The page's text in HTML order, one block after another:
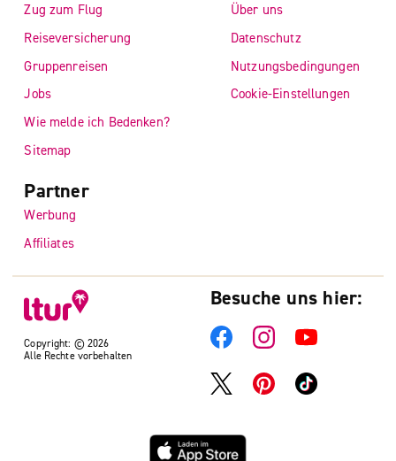
Copyright: © 2026
Alle Rechte vorbehalten
Zug zum Flug
Reiseversicherung
Gruppenreisen
Jobs
Wie melde ich Bedenken?
Sitemap
Über uns
Datenschutz
Nutzungsbedingungen
Cookie-Einstellungen
Partner
Werbung
Affiliates
Besuche uns hier: